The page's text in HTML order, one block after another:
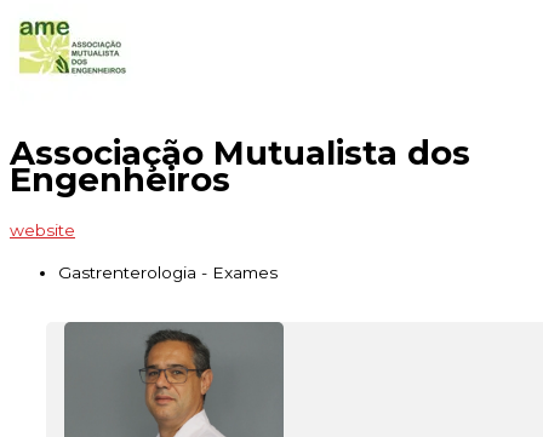
Associação Mutualista dos
Engenheiros
website
Gastrenterologia - Exames